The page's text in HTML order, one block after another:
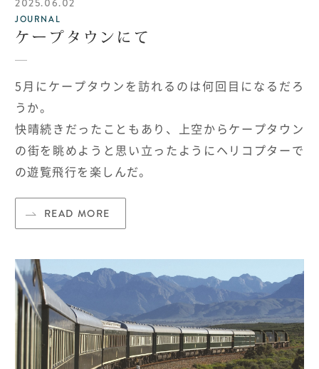
JOURNAL
ケープタウンにて
5月にケープタウンを訪れるのは何回目になるだろ
うか。
快晴続きだったこともあり、上空からケープタウン
の街を眺めようと思い立ったようにヘリコプターで
の遊覧飛行を楽しんだ。
READ MORE